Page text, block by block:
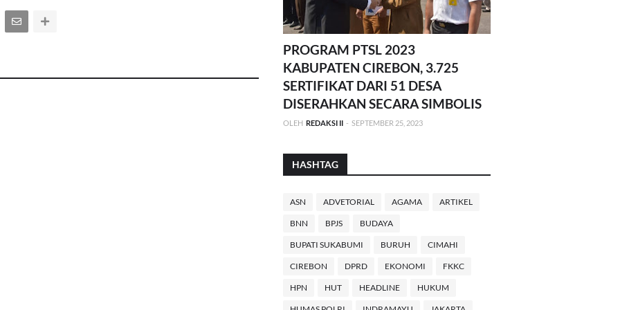
PROGRAM PTSL 2023
KABUPATEN CIREBON, 3.725
SERTIFIKAT DARI 51 DESA
DISERAHKAN SECARA SIMBOLIS
OLEH REDAKSI II - SEPTEMBER 25, 2023
HASHTAG
ASN ADVETORIAL AGAMA ARTIKEL
BNN BPJS BUDAYA
BUPATI SUKABUMI BURUH CIMAHI
CIREBON DPRD EKONOMI FKKC
HPN HUT HEADLINE HUKUM